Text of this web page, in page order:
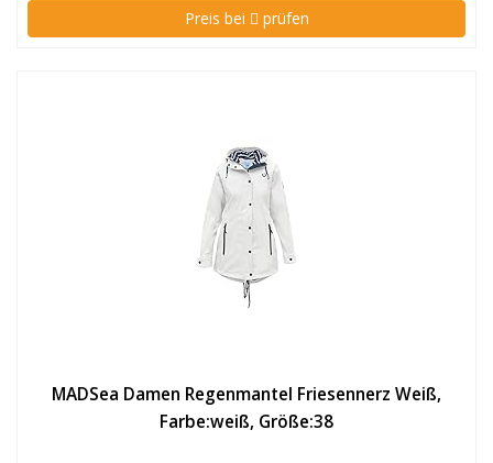
Preis bei prüfen
MADSea Damen Regenmantel Friesennerz Weiß,
Farbe:weiß, Größe:38